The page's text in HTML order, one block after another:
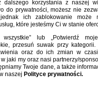
– mecze odbędą się w
9
Inez Sikora), 4. Magda